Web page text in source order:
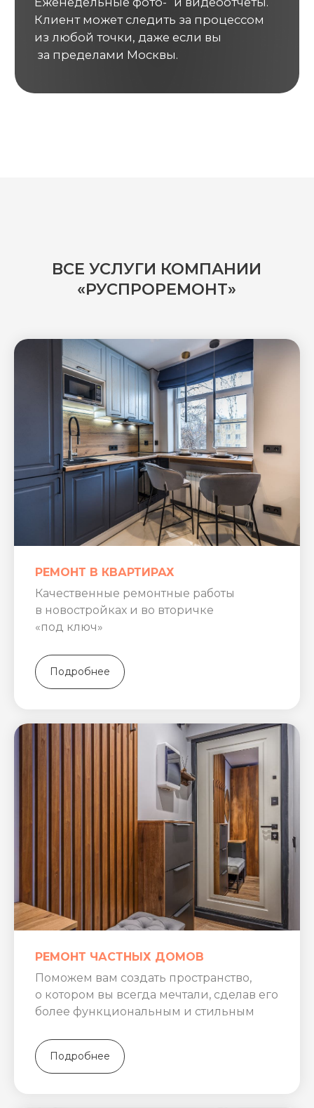
РЕМОНТ В КВАРТИРАХ
Качественные ремонтные работы
в новостройках и во вторичке
«под ключ»
Подробнее
РЕМОНТ ЧАСТНЫХ ДОМОВ
Поможем вам создать пространство,
о котором вы всегда мечтали, сделав его
более функциональным и стильным
Подробнее
ПРЕДЛАГАЕМКОМПЛЕКСНЫЙ
ПОДХОДК РЕАЛИЗАЦИИ
ПРОЕКТОВ
РАЗРАБОТАЕМ ДИЗАЙН-ПРОЕКТ
КВАРТИРЫ, ДОМА ИЛИ ДРУГОЙ